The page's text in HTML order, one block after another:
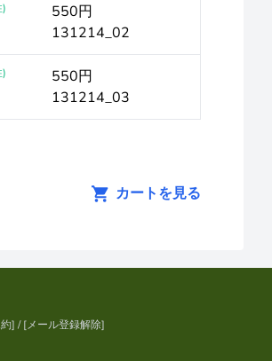
550円
131214_02
550円
131214_03
カートを見る
] / [メール登録解除]